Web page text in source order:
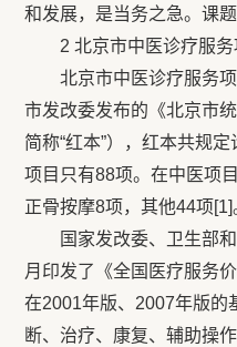
和发展，是当务之急。课
2 北京市中医诊疗服务
北京市中医诊疗服务项
市发改委发布的《北京市
简称“红本”），红本共规
项目只有88项。在中医项
正骨按摩8项，其他44项[1]
国家发改委、卫生部和
月印发了《全国医疗服务
在2001年版、2007年版的
断、治疗、康复、辅助操